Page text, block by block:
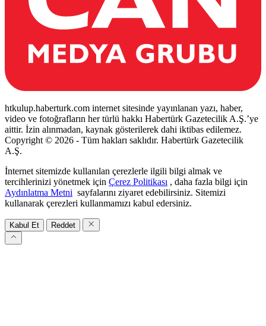
htkulup.haberturk.com internet sitesinde yayınlanan yazı, haber,
video ve fotoğrafların her türlü hakkı Habertürk Gazetecilik A.Ş.’ye
aittir. İzin alınmadan, kaynak gösterilerek dahi iktibas edilemez.
Copyright © 2026 - Tüm hakları saklıdır. Habertürk Gazetecilik
A.Ş.
İnternet sitemizde kullanılan çerezlerle ilgili bilgi almak ve
tercihlerinizi yönetmek için Çerez Politikası , daha fazla bilgi için
Aydınlatma Metni sayfalarını ziyaret edebilirsiniz. Sitemizi
kullanarak çerezleri kullanmamızı kabul edersiniz.
Kabul Et Reddet